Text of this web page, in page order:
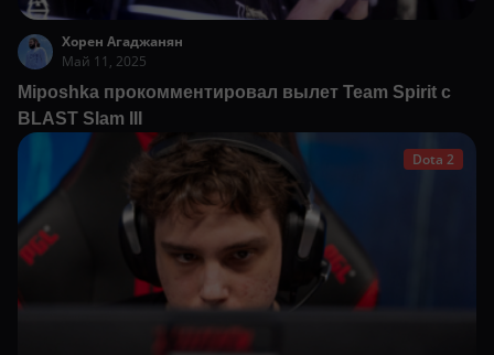
Хорен Агаджанян
Май 11, 2025
Miposhka прокомментировал вылет Team Spirit с
BLAST Slam III
Dota 2